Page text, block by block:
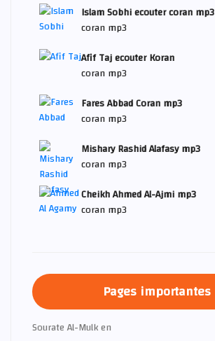
Islam Sobhi ecouter coran mp3
coran mp3
Afif Taj ecouter Koran
coran mp3
Fares Abbad Coran mp3
coran mp3
Mishary Rashid Alafasy mp3
coran mp3
Cheikh Ahmed Al-Ajmi mp3
coran mp3
Pages importantes
Sourate Al-Mulk en